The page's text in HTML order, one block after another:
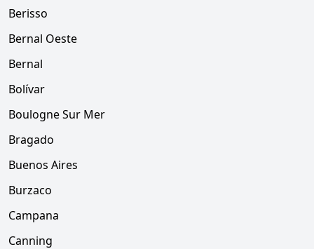
Berisso
Bernal Oeste
Bernal
Bolívar
Boulogne Sur Mer
Bragado
Buenos Aires
Burzaco
Campana
Canning